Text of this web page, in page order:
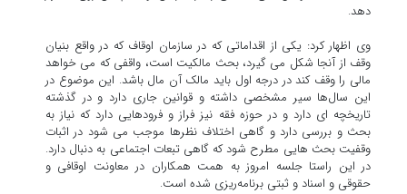
دهد.
وی اظهار کرد: یکی از اقداماتی که در سازمان اوقاف که در واقع بنیان
وقف از آنجا شکل می گیرد، بحث مالکیت است، واقفی که می خواهد
مالی را وقف کند در درجه اول باید مالک آن مال باشد. این موضوع در
این سال‌ها سیر مشخصی داشته و قوانین جاری دارد و در گذشته
تاریخچه ای دارد و در حوزه فقه نیز فراز و فرودهایی دارد که نیاز به
بحث و بررسی دارد و گاهی اختلاف نظرها موجب می شود در اثبات
وقفیت بحث هایی مطرح شود که گاهی تبعات اجتماعی به دنبال دارد.
در این راستا جلسه امروز به همت همکاران در معاونت اوقافی و
حقوقی و اسناد و ثبتی برنامه‌ریزی شده است.